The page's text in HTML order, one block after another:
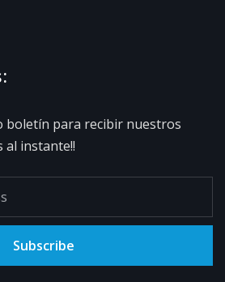
boletín para recibir nuestros
al instante!!
Subscribe